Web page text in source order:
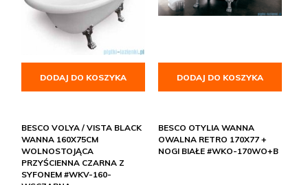
DODAJ DO KOSZYKA DODAJ DO KOSZYKA
BESCO VOLYA / VISTA BLACK
WANNA 160X75CM
WOLNOSTOJĄCA
PRZYŚCIENNA CZARNA Z
SYFONEM #WKV-160-
BESCO OTYLIA WANNA
OWALNA RETRO 170X77 +
NOGI BIAŁE #WKO-170WO+B